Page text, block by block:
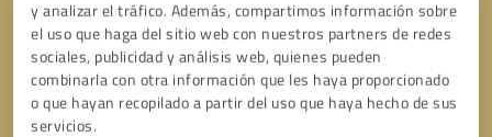
y analizar el tráfico. Además, compartimos información sobre
el uso que haga del sitio web con nuestros partners de redes
sociales, publicidad y análisis web, quienes pueden
combinarla con otra información que les haya proporcionado
o que hayan recopilado a partir del uso que haya hecho de sus
servicios.